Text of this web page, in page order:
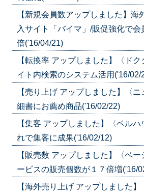
【新規会員数アップしました】海
入サイト「バイマ」/販促強化で
倍('16/04/21)
【転換率 アップしました】〈ド
イト内検索のシステム活用('16/02/
【売り上げ アップしました】〈
細書にお薦め商品('16/02/22)
【集客 アップしました】〈ベル
れで集客に成果('16/02/12)
【販売数 アップしました】〈ベ
ービスの販売個数が１７倍増('16/
【海外売り上げ アップしました】